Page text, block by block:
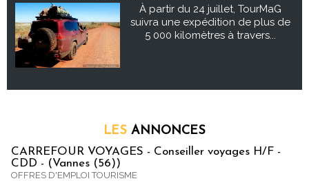
À partir du 24 juillet, TourMaG
suivra une expédition de plus de
5 000 kilomètres à travers...
LES ANNONCES
CARREFOUR VOYAGES - Conseiller voyages H/F -
CDD - (Vannes (56))
OFFRES D'EMPLOI TOURISME